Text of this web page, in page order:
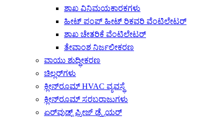
ಶಾಖ ವಿನಿಮಯಕಾರಕಗಳು
ಹೀಟ್ ಪಂಪ್ ಹೀಟ್ ರಿಕವರಿ ವೆಂಟಿಲೇಟರ್
ಶಾಖ ಚೇತರಿಕೆ ವೆಂಟಿಲೇಟರ್
ತೇವಾಂಶ ನಿರ್ಜಲೀಕರಣ
ವಾಯು ಶುದ್ಧೀಕರಣ
ಚಿಲ್ಲರ್‌ಗಳು
ಕ್ಲೀನ್‌ರೂಮ್ HVAC ವ್ಯವಸ್ಥೆ
ಕ್ಲೀನ್‌ರೂಮ್ ಸರಬರಾಜುಗಳು
ಏರ್‌ವುಡ್ಸ್ ಫ್ರೀಜ್ ಡ್ರೈಯರ್